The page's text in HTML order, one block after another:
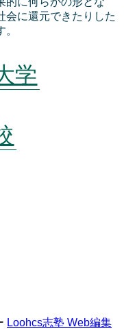
会に還元できたりした
学
Loohcs志塾 Web編集